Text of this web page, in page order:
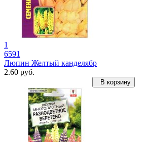
1
6591
Люпин Желтый канделябр
2.60 руб.
В корзину